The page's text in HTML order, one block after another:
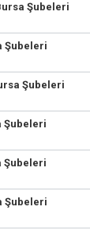
Şubeleri
Şubeleri
Şubeleri
Şubeleri
Şubeleri
Şubeleri